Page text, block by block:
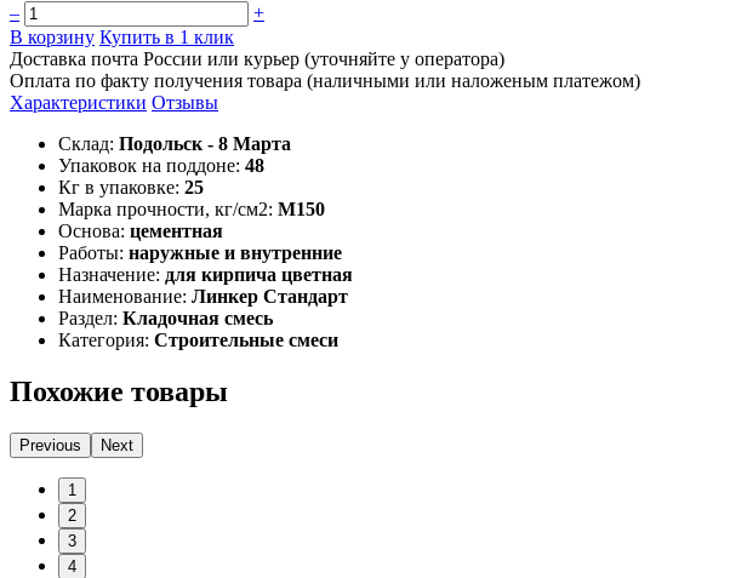
–
+
В корзину Купить в 1 клик
Доставка почта России или курьер (уточняйте у оператора)
Оплата по факту получения товара (наличными или наложеным платежом)
Характеристики Отзывы
Склад: Подольск - 8 Марта
Упаковок на поддоне: 48
Кг в упаковке: 25
Марка прочности, кг/см2: М150
Основа: цементная
Работы: наружные и внутренние
Назначение: для кирпича цветная
Наименование: Линкер Стандарт
Раздел: Кладочная смесь
Категория: Строительные смеси
Похожие товары
Previous Next
1
2
3
4